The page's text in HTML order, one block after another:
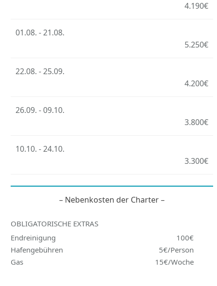
4.190€
01.08. - 21.08.
5.250€
22.08. - 25.09.
4.200€
26.09. - 09.10.
3.800€
10.10. - 24.10.
3.300€
– Nebenkosten der Charter –
OBLIGATORISCHE EXTRAS
Endreinigung
100€
Hafengebühren
5€/Person
Gas
15€/Woche